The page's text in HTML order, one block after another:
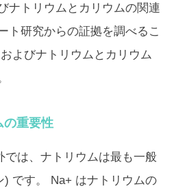
ナトリウムとカリウムの関連
ト研究からの証拠を調べるこ
よびナトリウムとカリウム
の重要性
では、ナトリウムは最も一般
) です。 Na+ はナトリウムの